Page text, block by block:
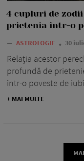
4 cupluri de
prietenia într-o
— ASTROLOGIE 30
Relația acestor
profundă de
într-o poveste de
+ MAI MULTE